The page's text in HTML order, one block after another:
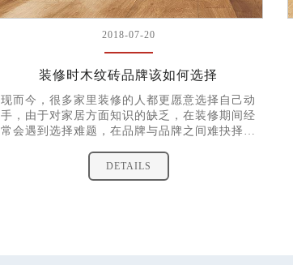
2018-07-20
装修时木纹砖品牌该如何选择
现而今，很多家里装修的人都更愿意选择自己动
手，由于对家居方面知识的缺乏，在装修期间经
常会遇到选择难题，在品牌与品牌之间难抉择，
编就来跟大家分享一下木纹砖品牌之间该如何选
择吧。
DETAILS